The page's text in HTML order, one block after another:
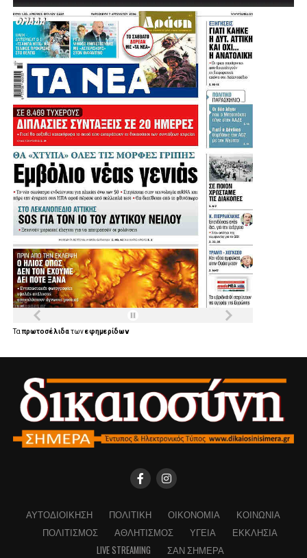
Ταπρωτοσέλιδατωνεφημερίδων
ΑΥΤΟΔΙΟΊΚΗΣΗ ΠΟΛΙΤΙΚΉ ΟΙΚΟΝΟΜΊΑ
ΚΟΙΝΩΝΊΑ
ΠΟΛΙΤΙΣΜΌΣ
ΑΘΛΗΤΙΣΜΌΣ ΥΓΕΊΑ
ΕΚΚΛΗΣΊΑ
LIVE STREAMING
ΣΑΝ ΣΉΜΕΡΑ